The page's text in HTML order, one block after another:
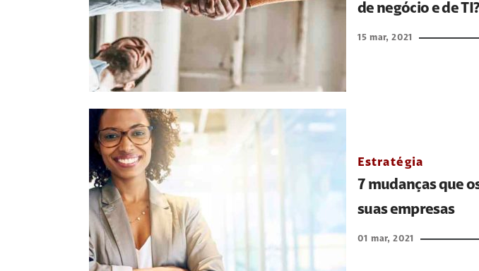
de negócio e de
15 mar, 2021
Estratégia
7 mudanças que
suas empresas
01 mar, 2021